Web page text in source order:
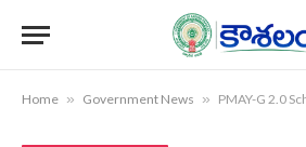
Home » Government News » PMAY-G 2.0 Scheme Andhra Pradesh: